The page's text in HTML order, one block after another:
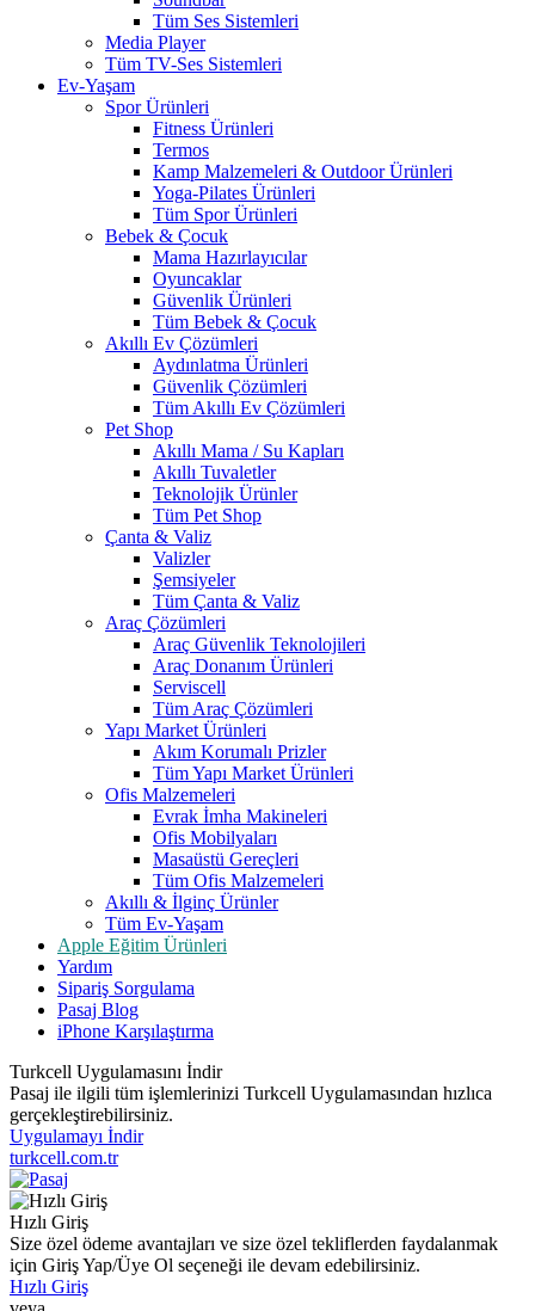
Tüm Ses Sistemleri
Media Player
Tüm TV-Ses Sistemleri
Ev-Yaşam
Spor Ürünleri
Fitness Ürünleri
Termos
Kamp Malzemeleri & Outdoor Ürünleri
Yoga-Pilates Ürünleri
Tüm Spor Ürünleri
Bebek & Çocuk
Mama Hazırlayıcılar
Oyuncaklar
Güvenlik Ürünleri
Tüm Bebek & Çocuk
Akıllı Ev Çözümleri
Aydınlatma Ürünleri
Güvenlik Çözümleri
Tüm Akıllı Ev Çözümleri
Pet Shop
Akıllı Mama / Su Kapları
Akıllı Tuvaletler
Teknolojik Ürünler
Tüm Pet Shop
Çanta & Valiz
Valizler
Şemsiyeler
Tüm Çanta & Valiz
Araç Çözümleri
Araç Güvenlik Teknolojileri
Araç Donanım Ürünleri
Serviscell
Tüm Araç Çözümleri
Yapı Market Ürünleri
Akım Korumalı Prizler
Tüm Yapı Market Ürünleri
Ofis Malzemeleri
Evrak İmha Makineleri
Ofis Mobilyaları
Masaüstü Gereçleri
Tüm Ofis Malzemeleri
Akıllı & İlginç Ürünler
Tüm Ev-Yaşam
Apple Eğitim Ürünleri
Yardım
Sipariş Sorgulama
Pasaj Blog
iPhone Karşılaştırma
Turkcell Uygulamasını İndir
Pasaj ile ilgili tüm işlemlerinizi Turkcell Uygulamasından hızlıca
gerçekleştirebilirsiniz.
Uygulamayı İndir
turkcell.com.tr
Hızlı Giriş
Size özel ödeme avantajları ve size özel tekliflerden faydalanmak
için Giriş Yap/Üye Ol seçeneği ile devam edebilirsiniz.
Hızlı Giriş